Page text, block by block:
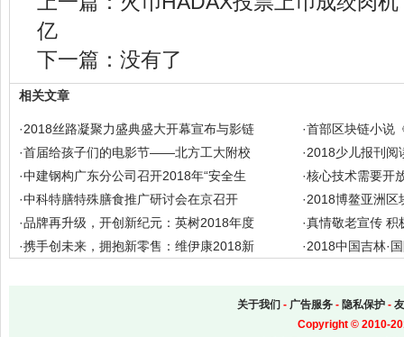
亿
下一篇：没有了
相关文章
·2018丝路凝聚力盛典盛大开幕宣布与影链 ·首部区块链小说
·首届给孩子们的电影节——北方工大附校 ·2018少儿报刊阅
·中建钢构广东分公司召开2018年“安全生 ·核心技术需要开
·中科特膳特殊膳食推广研讨会在京召开 ·2018博鳌亚洲区
·品牌再升级，开创新纪元：英树2018年度 ·真情敬老宣传 积
·携手创未来，拥抱新零售：维伊康2018新 ·2018中国吉林·
关于我们 - 广告服务 - 隐私保护 -
Copyright © 2010-